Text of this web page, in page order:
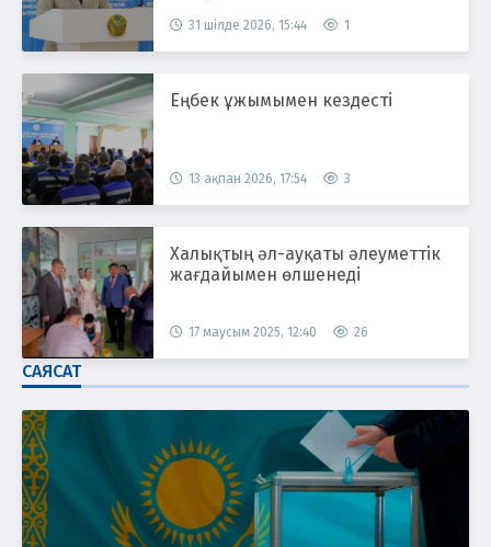
31 шілде 2026, 15:44 1
Еңбек ұжымымен кездесті
13 ақпан 2026, 17:54 3
Халықтың әл-ауқаты әлеуметтік
жағдайымен өлшенеді
17 маусым 2025, 12:40 26
САЯСАТ